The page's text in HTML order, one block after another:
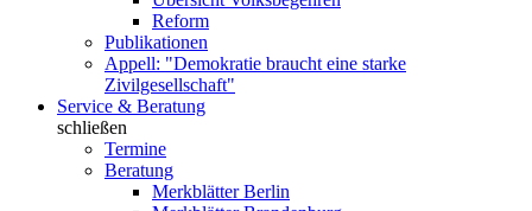
Reform
Publikationen
Appell: "Demokratie braucht eine starke
Zivilgesellschaft"
Service & Beratung
schließen
Termine
Beratung
Merkblätter Berlin